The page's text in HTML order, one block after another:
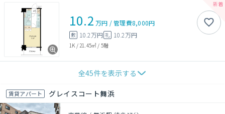
10.2 万円 /管理費8,000円
敷 10.2万円 礼 10.2万円
1K / 21.45㎡ / 5階
全45件を表示する
賃貸アパート グレイスコート舞浜